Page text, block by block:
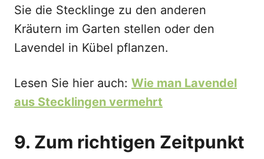
Sie die Stecklinge zu den anderen
Kräutern im Garten stellen oder den
Lavendel in Kübel pflanzen.
Lesen Sie hier auch: Wie man Lavendel
aus Stecklingen vermehrt
9. Zum richtigen Zeitpunkt